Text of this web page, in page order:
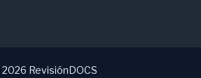
RevisiónDOCS